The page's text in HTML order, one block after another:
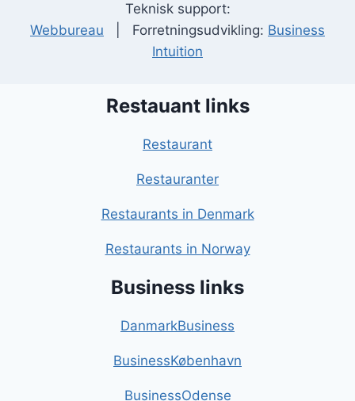
Teknisk support:
Webbureau | Forretningsudvikling: Business
Intuition
Restauant links
Restaurant
Restauranter
Restaurants in Denmark
Restaurants in Norway
Business links
DanmarkBusiness
BusinessKøbenhavn
BusinessOdense